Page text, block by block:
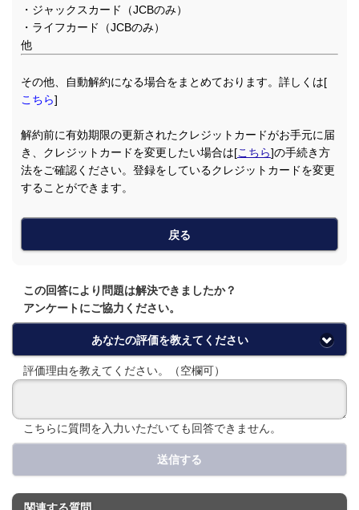
・ジャックスカード（JCBのみ）
・ライフカード（JCBのみ）
他
その他、自動解約になる場合をまとめております。詳しくは[
こちら]
解約前に有効期限の更新されたクレジットカードがお手元に届
き、クレジットカードを変更したい場合は[こちら]の手続き方
法をご確認ください。登録をしているクレジットカードを変更
することができます。
戻る
この回答により問題は解決できましたか？
アンケートにご協力ください。
あなたの評価を教えてください
評価理由を教えてください。（空欄可）
こちらに質問を入力いただいても回答できません。
送信する
関連する質問